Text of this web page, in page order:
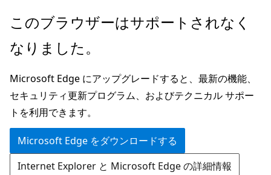
メ
ン
ン
テ
ン
ツ
に
ス
このブラウザーはサポートされなく
なりました。
Microsoft Edge にアップグレードすると、最新の機能、
セキュリティ更新プログラム、およびテクニカル サポー
トを利用できます。
Microsoft Edge をダウンロードする
Internet Explorer と Microsoft Edge の詳細情報